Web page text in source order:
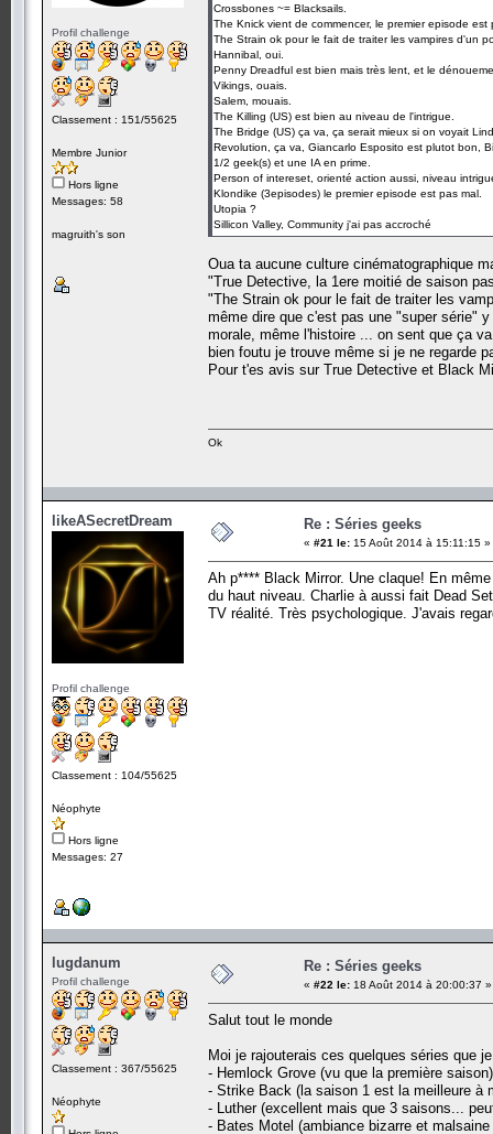
Profil challenge
Classement : 151/55625
Membre Junior
Hors ligne
Messages: 58
magruith's son
Crossbones ~= Blacksails.
The Knick vient de commencer, le premier episode est
The Strain ok pour le fait de traiter les vampires d'un
Hannibal, oui.
Penny Dreadful est bien mais très lent, et le
Vikings, ouais.
Salem, mouais.
The Killing (US) est bien au niveau de l'intrigue.
The Bridge (US) ça va, ça serait mieux si on voyait
Revolution, ça va, Giancarlo Esposito est plutot bon,
1/2 geek(s) et une IA en prime.
Person of intereset, orienté action aussi, niveau
Klondike (3episodes) le premier episode est pas mal.
Utopia ?
Sillicon Valley, Community j'ai pas accroché
Oua ta aucune culture cinématographique
"True Detective, la 1ere moitié de saison
"The Strain ok pour le fait de traiter les
même dire que c'est pas une "super série"
morale, même l'histoire ... on sent que ça
bien foutu je trouve même si je ne regarde
Pour t'es avis sur True Detective et Black
Ok
likeASecretDream
Profil challenge
Classement : 104/55625
Néophyte
Hors ligne
Messages: 27
Re : Séries geeks
« #21 le: 15 Août 2014 à 15:11:15 »
Ah p**** Black Mirror. Une claque! En
du haut niveau. Charlie à aussi fait Dead
TV réalité. Très psychologique. J'avais
lugdanum
Profil challenge
Classement : 367/55625
Néophyte
Re : Séries geeks
« #22 le: 18 Août 2014 à 20:00:37 »
Salut tout le monde
Moi je rajouterais ces quelques séries que
- Hemlock Grove (vu que la première saison)
- Strike Back (la saison 1 est la meilleure à
- Luther (excellent mais que 3 saisons...
- Bates Motel (ambiance bizarre et malsaine